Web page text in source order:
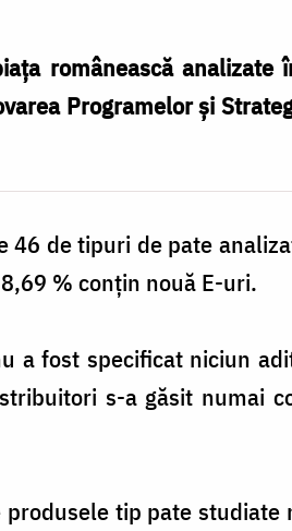
românească analizate
Programelor și
de tipuri de pate
% conţin nouă E-uri.
a fost specificat niciun
s-a găsit numai
tip pate